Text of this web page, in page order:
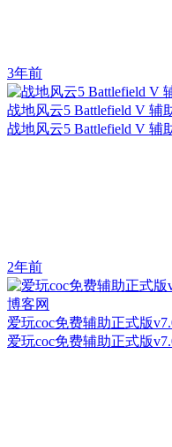
3年前
战地风云5 Battlefield V 辅
战地风云5 Battlefield V 辅
2年前
爱玩coc免费辅助正式版
爱玩coc免费辅助正式版